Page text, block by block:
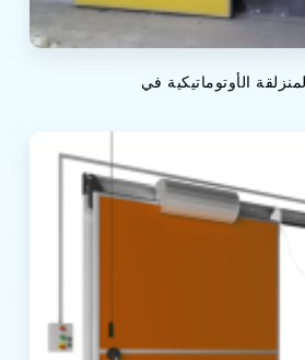
الأوتوماتيكية في